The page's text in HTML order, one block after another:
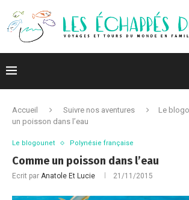
Accueil Suivre nos aventures Le
un poisson dans l’eau
Le blogounet Polynésie française
Comme un poisson dans l’eau
Ecrit par Anatole Et Lucie 21/11/2015